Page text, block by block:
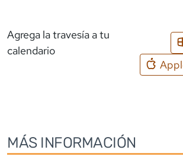
Agrega la travesía a tu
calendario
MÁS INFORMACIÓN